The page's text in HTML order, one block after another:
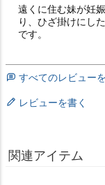
遠くに住む妹が妊
り、ひざ掛けにし
です。
すべてのレビュー
レビューを書く
関連アイテム